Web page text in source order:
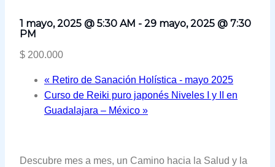
1 mayo, 2025 @ 5:30 AM - 29 mayo, 2025 @ 7:30
PM
$ 200.000
« Retiro de Sanación Holística - mayo 2025
Curso de Reiki puro japonés Niveles I y II en
Guadalajara – México »
Descubre mes a mes, un Camino hacia la Salud y la